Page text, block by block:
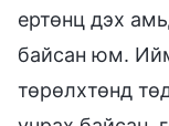
ертөнц дэх
байсан юм.
төрөлхтөнд